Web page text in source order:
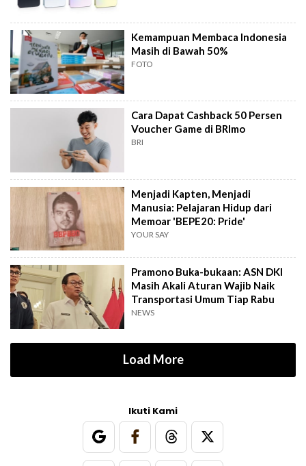
Kemampuan Membaca Indonesia
Masih di Bawah 50%
FOTO
Cara Dapat Cashback 50 Persen
Voucher Game di BRImo
BRI
Menjadi Kapten, Menjadi
Manusia: Pelajaran Hidup dari
Memoar 'BEPE20: Pride'
YOUR SAY
Pramono Buka-bukaan: ASN DKI
Masih Akali Aturan Wajib Naik
Transportasi Umum Tiap Rabu
NEWS
Load More
Ikuti Kami